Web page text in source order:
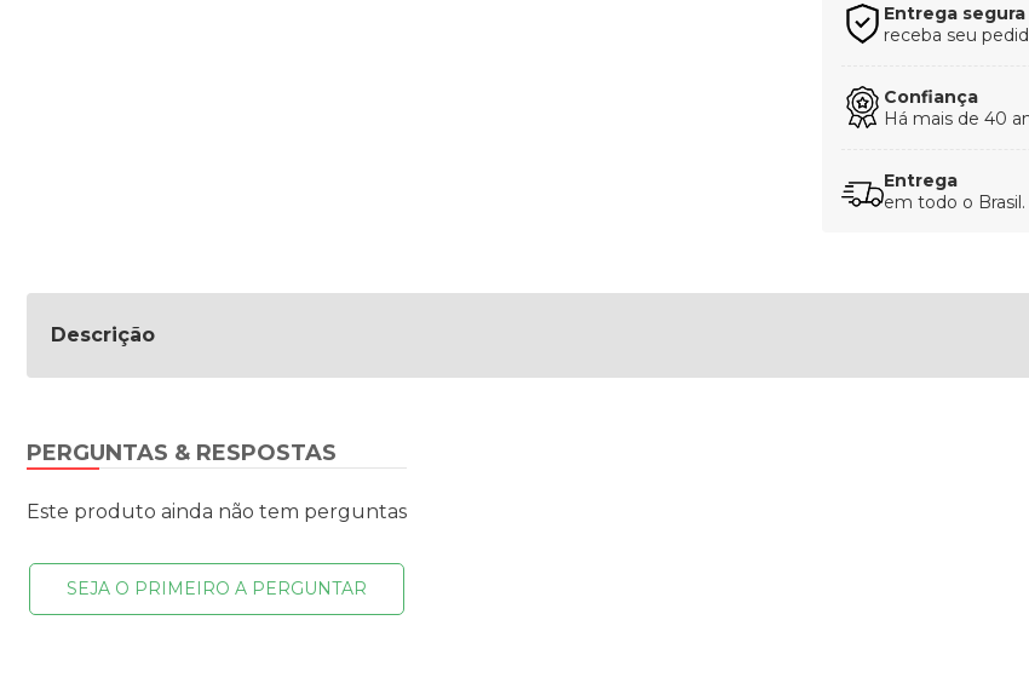
Entrega segura
receba seu
Confiança
Há mais de 40
Entrega
em todo o Brasil.
Descrição
PERGUNTAS & RESPOSTAS
Este produto ainda não tem perguntas
SEJA O PRIMEIRO A PERGUNTAR